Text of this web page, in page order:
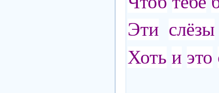
Эти слёзы
Хоть и это